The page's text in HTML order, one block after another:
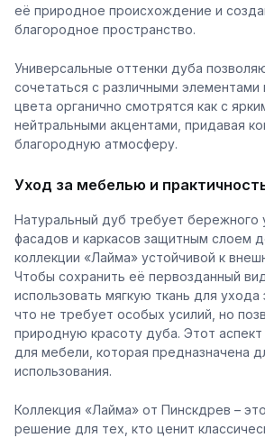
её природное происхождение и
благородное пространство.
Универсальные оттенки дуба
сочетаться с различными элементами
цвета органично смотрятся как с
нейтральными акцентами, придавая
благородную атмосферу.
Уход за мебелью и
Натуральный дуб требует бережного
фасадов и каркасов защитным слоем
коллекции «Лайма» устойчивой к
Чтобы сохранить её первозданный
использовать мягкую ткань для ухода
что не требует особых усилий, но
природную красоту дуба. Этот
для мебели, которая предназначена
использования.
Коллекция «Лайма» от Пинскдрев –
решение для тех, кто ценит